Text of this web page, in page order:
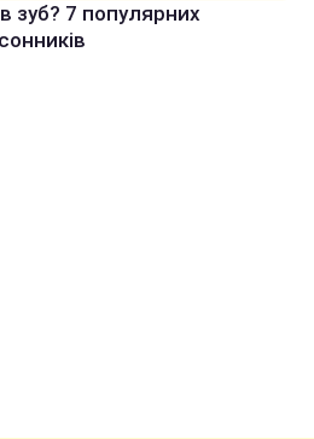
зуб? 7 популярних